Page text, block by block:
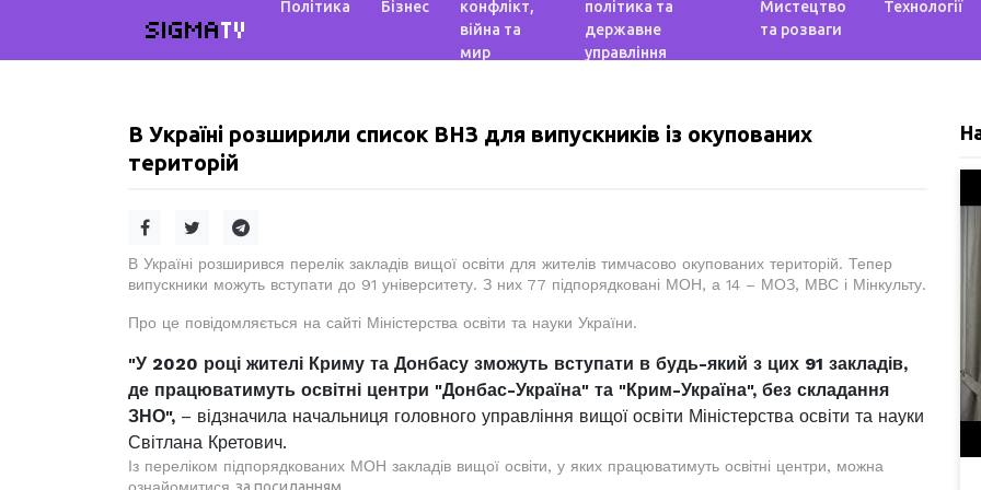
SIGMATV
Політика Бізнес
конфлікт,
війна та
мир
політика та
державне
управління
Мистецтво
та розваги
Технології
В Україні розширили список ВНЗ для випускників із окупованих
територій
В Україні розширився перелік закладів вищої освіти для жителів тимчасово окупованих територій. Тепер
випускники можуть вступати до 91 університету. З них 77 підпорядковані МОН, а 14 – МОЗ, МВС і Мінкульту.
Про це повідомляється на сайті Міністерства освіти та науки України.
"У 2020 році жителі Криму та Донбасу зможуть вступати в будь-який з цих 91 закладів,
де працюватимуть освітні центри "Донбас-Україна" та "Крим-Україна", без складання
ЗНО", – відзначила начальниця головного управління вищої освіти Міністерства освіти та науки
Світлана Кретович.
Із переліком підпорядкованих МОН закладів вищої освіти, у яких працюватимуть освітні центри, можна